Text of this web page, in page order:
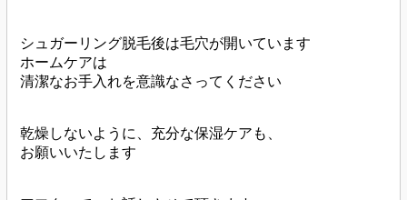
シュガーリング脱毛後は毛穴が開いています
ホームケアは
清潔なお手入れを意識なさってください
乾燥しないように、充分な保湿ケアも、
お願いいたします